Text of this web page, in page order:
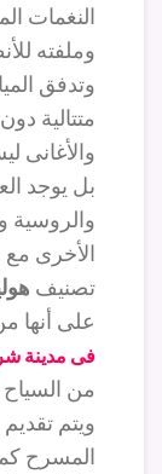
النغمات
وملفته
متتالية
بل يوجد
والروسية
الأخرى
تصنيف
على أنها
فى مدينة
من السياح
ويتم